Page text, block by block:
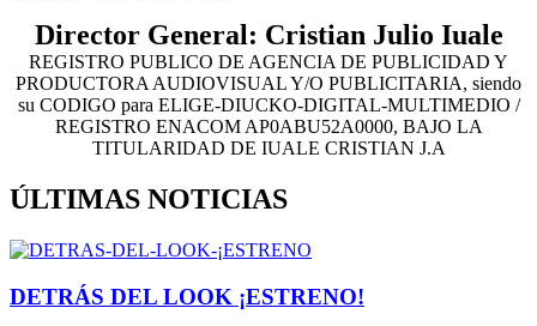
Director General: Cristian Julio Iuale
REGISTRO PUBLICO DE AGENCIA DE PUBLICIDAD Y
PRODUCTORA AUDIOVISUAL Y/O PUBLICITARIA, siendo
su CODIGO para ELIGE-DIUCKO-DIGITAL-MULTIMEDIO /
REGISTRO ENACOM AP0ABU52A0000, BAJO LA
TITULARIDAD DE IUALE CRISTIAN J.A
ÚLTIMAS NOTICIAS
DETRÁS DEL LOOK ¡ESTRENO!